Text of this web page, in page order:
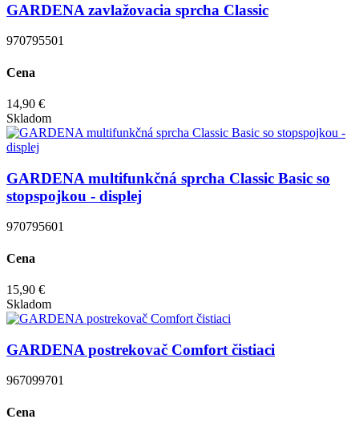
GARDENA zavlažovacia sprcha Classic
970795501
Cena
14,90 €
Skladom
GARDENA multifunkčná sprcha Classic Basic so
stopspojkou - displej
970795601
Cena
15,90 €
Skladom
GARDENA postrekovač Comfort čistiaci
967099701
Cena